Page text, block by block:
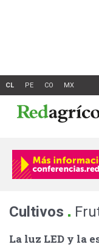
Cultivos .
La luz LED y la